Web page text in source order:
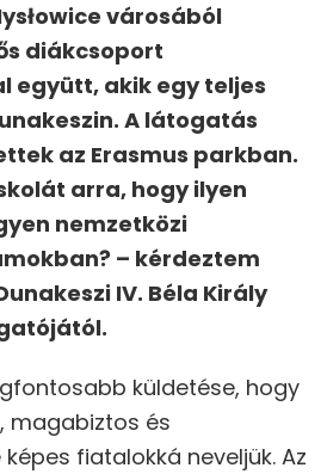
városából
diákcsoport
együtt, akik egy teljes
A látogatás
az Erasmus parkban.
arra, hogy ilyen
nemzetközi
– kérdeztem
IV. Béla Király
küldetése, hogy
magabiztos és
fiatalokká neveljük. Az